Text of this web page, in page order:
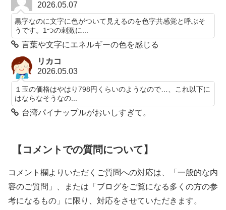
2026.05.07
黒字なのに文字に色がついて見えるのを色字共感覚と呼ぶそ
うです。1つの刺激に...
言葉や文字にエネルギーの色を感じる
リカコ
2026.05.03
１玉の価格はやはり798円くらいのようなので…、これ以下に
はならなそうなの...
台湾パイナップルがおいしすぎて。
【コメントでの質問について】
コメント欄よりいただくご質問への対応は、「一般的な内
容のご質問」、または「ブログをご覧になる多くの方の参
考になるもの」に限り、対応をさせていただきます。